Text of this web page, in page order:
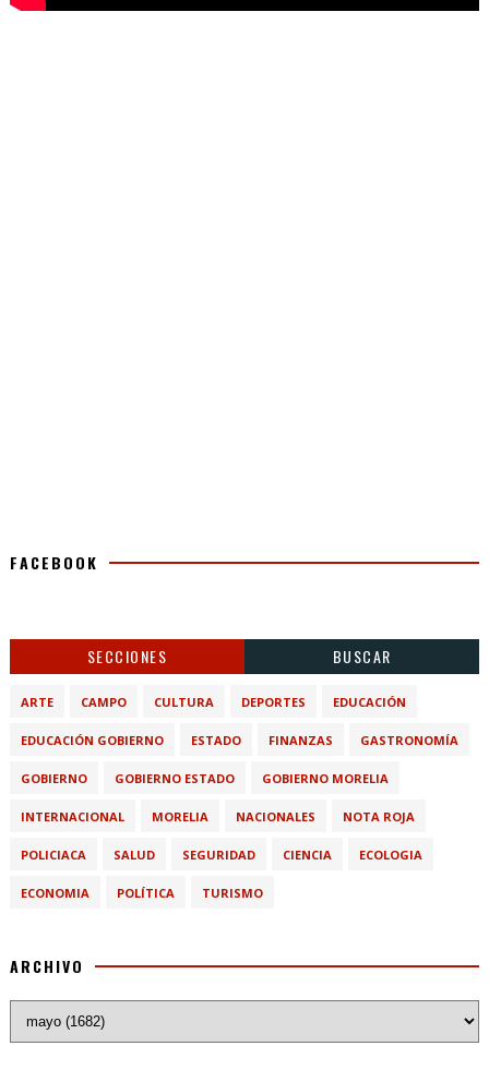
FACEBOOK
SECCIONES BUSCAR
ARTE CAMPO CULTURA DEPORTES EDUCACIÓN
EDUCACIÓN GOBIERNO ESTADO FINANZAS GASTRONOMÍA
GOBIERNO GOBIERNO ESTADO GOBIERNO MORELIA
INTERNACIONAL MORELIA NACIONALES NOTA ROJA
POLICIACA SALUD SEGURIDAD CIENCIA ECOLOGIA
ECONOMIA POLÍTICA TURISMO
ARCHIVO